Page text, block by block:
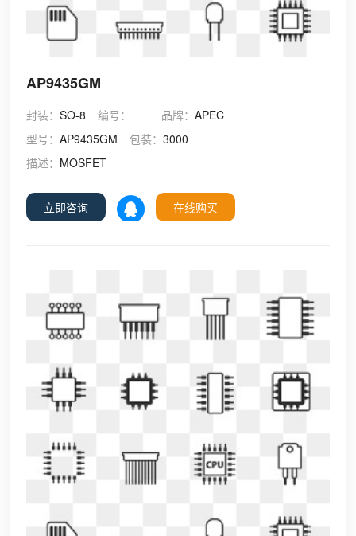
AP9435GM
封装：SO-8 编号： 品牌：APEC
型号：AP9435GM 包装：3000
描述： MOSFET
立即咨询 在线购买